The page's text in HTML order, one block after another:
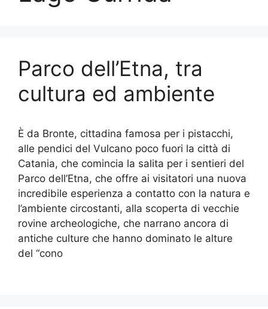
Parco dell’Etna, tra
cultura ed ambiente
È da Bronte, cittadina famosa per i pistacchi,
alle pendici del Vulcano poco fuori la città di
Catania, che comincia la salita per i sentieri del
Parco dell’Etna, che offre ai visitatori una nuova
incredibile esperienza a contatto con la natura e
l’ambiente circostanti, alla scoperta di vecchie
rovine archeologiche, che narrano ancora di
antiche culture che hanno dominato le alture
del “cono